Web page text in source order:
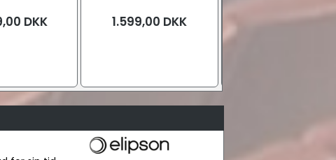
DKK 1.599,00 DKK Fra 15,00DKK